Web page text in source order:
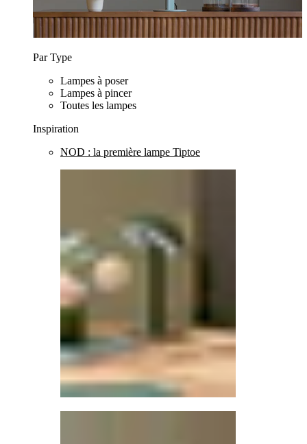
Par Type
Lampes à poser
Lampes à pincer
Toutes les lampes
Inspiration
NOD : la première lampe Tiptoe